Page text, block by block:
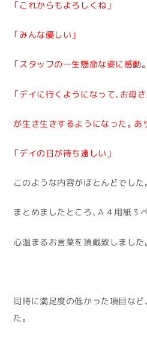
「これからもよろしくね」
「みんな優しい」
「スタッフの一生懸命な姿に感動。
「デイに行くようになって、お母さ
が生き生きするようになった。あ
「デイの日が待ち遠しい」
このような内容がほとんどでした。
まとめましたところ、Ａ４用紙３
心温まるお言葉を頂戴致しました。
同時に満足度の低かった項目など
た。